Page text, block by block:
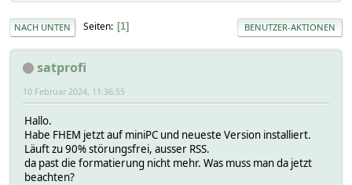
NACH UNTEN Seiten 1 BENUTZER-AKTIONEN
satprofi
10 Februar 2024, 11:36:55
Hallo.
Habe FHEM jetzt auf miniPC und neueste Version installiert.
Läuft zu 90% störungsfrei, ausser RSS.
da past die formatierung nicht mehr. Was muss man da jetzt
beachten?